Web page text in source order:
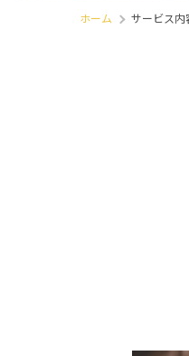
ホーム サービス内